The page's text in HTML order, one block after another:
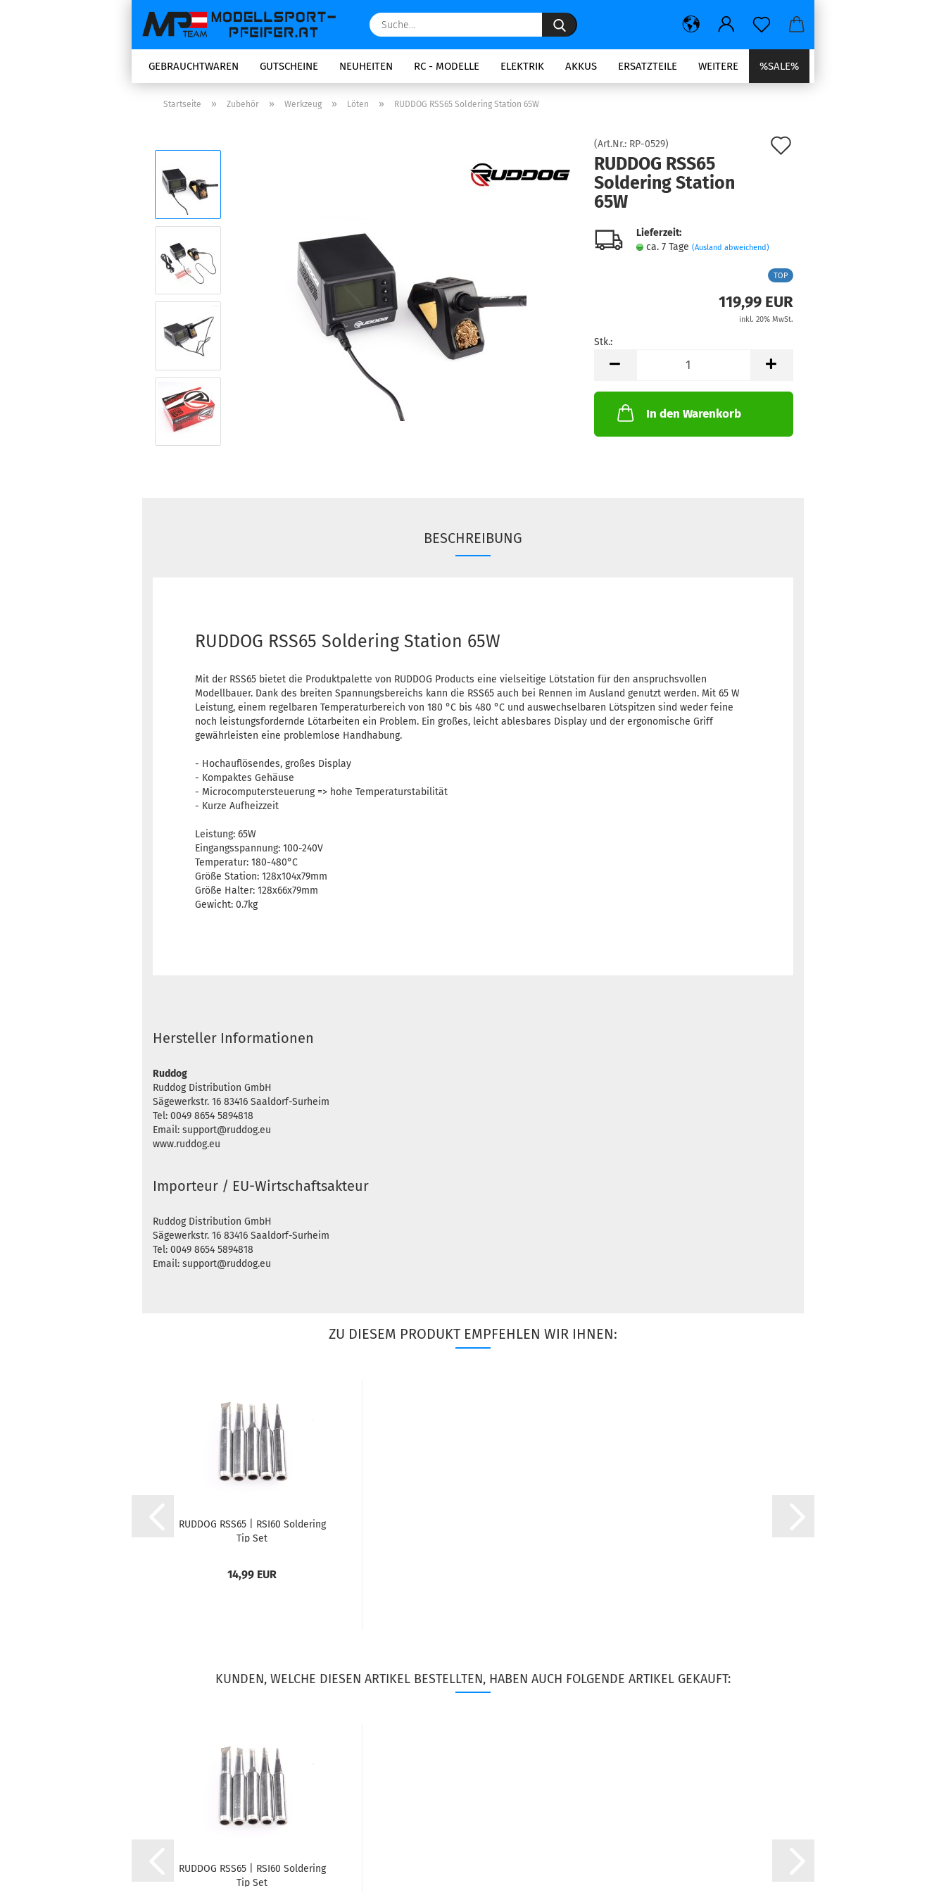
Suche...
GEBRAUCHTWAREN GUTSCHEINE NEUHEITEN RC - MODELLE ELEKTRIK AKKUS ERSATZTEILE %SALE%
WEITERE
Startseite » Zubehör » Werkzeug » Löten » RUDDOG RSS65 Soldering Station 65W
(Art.Nr.: RP-0529)
RUDDOG RSS65
Soldering Station
65W
Lieferzeit:
ca. 7 Tage (Ausland abweichend)
TOP
119,99 EUR
inkl. 20% MwSt.
Stk.:
In den Warenkorb
BESCHREIBUNG
RUDDOG RSS65 Soldering Station 65W
Mit der RSS65 bietet die Produktpalette von RUDDOG Products eine vielseitige Lötstation für den anspruchsvollen
Modellbauer. Dank des breiten Spannungsbereichs kann die RSS65 auch bei Rennen im Ausland genutzt werden. Mit 65 W
Leistung, einem regelbaren Temperaturbereich von 180 °C bis 480 °C und auswechselbaren Lötspitzen sind weder feine
noch leistungsfordernde Lötarbeiten ein Problem. Ein großes, leicht ablesbares Display und der ergonomische Griff
gewährleisten eine problemlose Handhabung.
- Hochauflösendes, großes Display
- Kompaktes Gehäuse
- Microcomputersteuerung => hohe Temperaturstabilität
- Kurze Aufheizzeit
Leistung: 65W
Eingangsspannung: 100-240V
Temperatur: 180-480°C
Größe Station: 128x104x79mm
Größe Halter: 128x66x79mm
Gewicht: 0.7kg
Hersteller Informationen
Ruddog
Ruddog Distribution GmbH
Sägewerkstr. 16 83416 Saaldorf-Surheim
Tel: 0049 8654 5894818
Email: support@ruddog.eu
www.ruddog.eu
Importeur / EU-Wirtschaftsakteur
Ruddog Distribution GmbH
Sägewerkstr. 16 83416 Saaldorf-Surheim
Tel: 0049 8654 5894818
Email: support@ruddog.eu
ZU DIESEM PRODUKT EMPFEHLEN WIR IHNEN:
RUDDOG RSS65 | RSI60 Soldering
Tip Set
14,99 EUR
KUNDEN, WELCHE DIESEN ARTIKEL BESTELLTEN, HABEN AUCH FOLGENDE ARTIKEL GEKAUFT:
RUDDOG RSS65 | RSI60 Soldering
Tip Set